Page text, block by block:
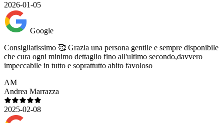
2026-01-05
Google
Consigliatissimo 🥰 Grazia una persona gentile e sempre disponibile
che cura ogni minimo dettaglio fino all'ultimo secondo,davvero
impeccabile in tutto e soprattutto abito favoloso
AM
Andrea Marrazza
2025-02-08